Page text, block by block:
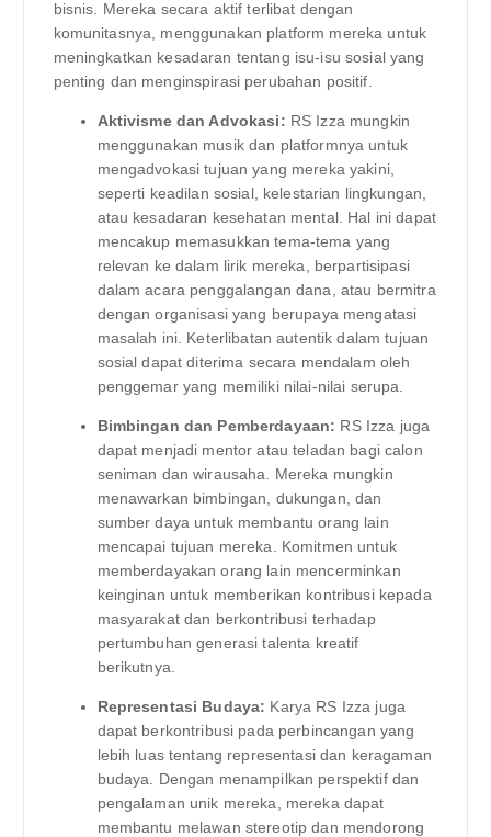
bisnis. Mereka secara aktif terlibat dengan
komunitasnya, menggunakan platform mereka untuk
meningkatkan kesadaran tentang isu-isu sosial yang
penting dan menginspirasi perubahan positif.
Aktivisme dan Advokasi: RS Izza mungkin
menggunakan musik dan platformnya untuk
mengadvokasi tujuan yang mereka yakini,
seperti keadilan sosial, kelestarian lingkungan,
atau kesadaran kesehatan mental. Hal ini dapat
mencakup memasukkan tema-tema yang
relevan ke dalam lirik mereka, berpartisipasi
dalam acara penggalangan dana, atau bermitra
dengan organisasi yang berupaya mengatasi
masalah ini. Keterlibatan autentik dalam tujuan
sosial dapat diterima secara mendalam oleh
penggemar yang memiliki nilai-nilai serupa.
Bimbingan dan Pemberdayaan: RS Izza juga
dapat menjadi mentor atau teladan bagi calon
seniman dan wirausaha. Mereka mungkin
menawarkan bimbingan, dukungan, dan
sumber daya untuk membantu orang lain
mencapai tujuan mereka. Komitmen untuk
memberdayakan orang lain mencerminkan
keinginan untuk memberikan kontribusi kepada
masyarakat dan berkontribusi terhadap
pertumbuhan generasi talenta kreatif
berikutnya.
Representasi Budaya: Karya RS Izza juga
dapat berkontribusi pada perbincangan yang
lebih luas tentang representasi dan keragaman
budaya. Dengan menampilkan perspektif dan
pengalaman unik mereka, mereka dapat
membantu melawan stereotip dan mendorong